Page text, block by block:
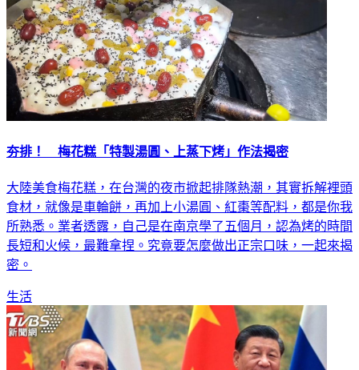
夯排！ 梅花糕「特製湯圓、上蒸下烤」作法揭密
大陸美食梅花糕，在台灣的夜市掀起排隊熱潮，其實拆解裡頭
食材，就像是車輪餅，再加上小湯圓、紅棗等配料，都是你我
所熟悉。業者透露，自己是在南京學了五個月，認為烤的時間
長短和火候，最難拿捏。究竟要怎麼做出正宗口味，一起來揭
密。
生活